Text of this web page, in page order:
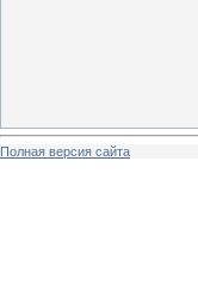
Полная версия сайта